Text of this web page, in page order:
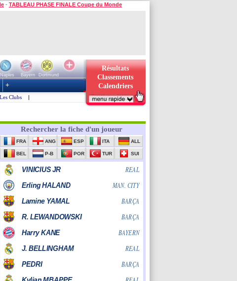
- TABLEAU PHASE FINALE Coupe du Monde
Naples Bayern
Dortmund
Résultats
Classements
Calendriers
+
Les Clubs |